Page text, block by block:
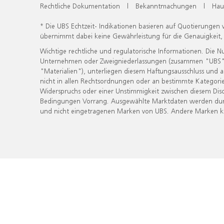
Rechtliche Dokumentation | Bekanntmachungen |
* Die UBS Echtzeit- Indikationen basieren auf
übernimmt dabei keine Gewährleistung für die
Wichtige rechtliche und regulatorische Informationen. Die
Unternehmen oder Zweigniederlassungen (zusammen
"Materialien"), unterliegen diesem Haftungsausschluss
nicht in allen Rechtsordnungen oder an bestimmte
Widerspruchs oder einer Unstimmigkeit zwischen diesem
Bedingungen Vorrang. Ausgewählte Marktdaten werden
und nicht eingetragenen Marken von UBS. Andere Marken